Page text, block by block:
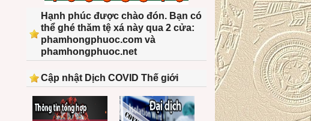
Hạnh phúc được chào đón. Bạn có
thể ghé thăm tệ xá này qua 2 cửa:
phamhongphuoc.com và
phamhongphuoc.net
Cập nhật Dịch COVID Thế giới